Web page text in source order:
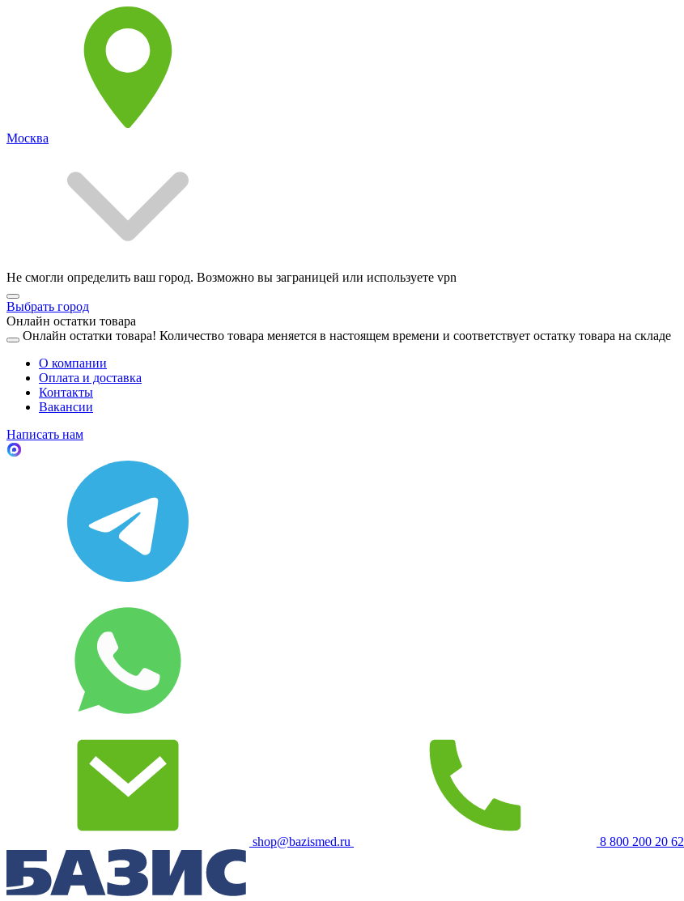
Москва
Не смогли определить ваш город. Возможно вы заграницей или используете vpn
Выбрать город
Онлайн остатки товара
Онлайн остатки товара! Количество товара меняется в настоящем времени и соответствует остатку товара на складе
О компании
Оплата и доставка
Контакты
Вакансии
Написать нам
shop@bazismed.ru 8 800 200 20 62